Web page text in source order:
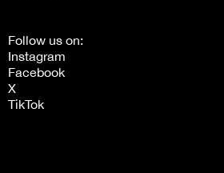
Follow us on:
Instagram
Facebook
X
TikTok